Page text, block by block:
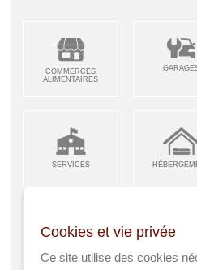
COMMERCES
ALIMENTAIRES
SERVICES
ARTISANS &
INDUSTRIES
RESTAURANTS
Cookies et vie privée
Ce site utilise des cookies